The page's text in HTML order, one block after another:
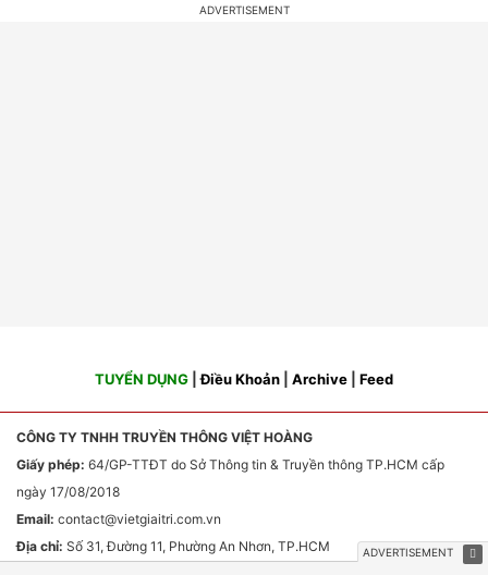
TUYỂN DỤNG |Điều Khoản Archive Feed
CÔNG TY TNHH TRUYỀN THÔNG VIỆT HOÀNG
Giấy phép: 64/GP-TTĐT do Sở Thông tin & Truyền thông TP.HCM cấp
ngày 17/08/2018
Email: contact@vietgiaitri.com.vn
Địa chỉ: Số 31, Đường 11, Phường An Nhơn, TP.HCM